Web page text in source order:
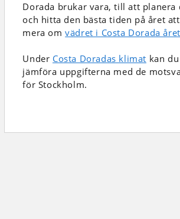
Dorada brukar vara, till att planera
och hitta den bästa tiden på året
mera omvädret i Costa Dorada
Under Costa Doradas klimat kan
jämföra uppgifterna med de
för Stockholm.